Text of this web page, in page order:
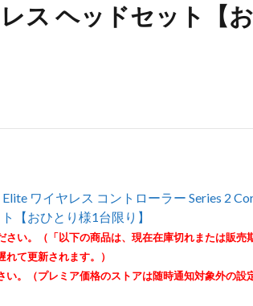
ス ヘッドセット【
ワイヤレス コントローラー Series 2
【おひとり様1台限り】
い。（「以下の商品は、現在在庫切れまたは販売
て更新されます。）
。（プレミア価格のストアは随時通知対象外の設